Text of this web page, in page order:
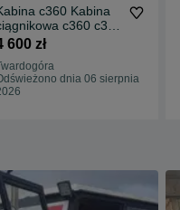
c360 Kabina
c360 c330
c360 Nowa
600 zł
dnia 06 sierpnia